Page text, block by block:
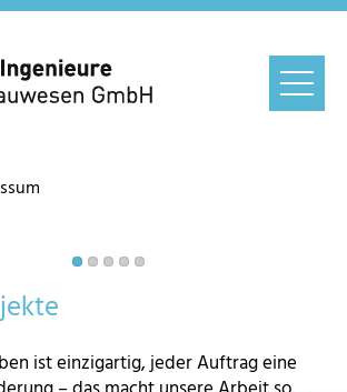
ist einzigartig, jeder Auftrag eine